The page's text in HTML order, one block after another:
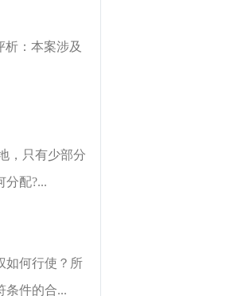
析：本案涉及
，只有少部分
分配?...
如何行使？所
条件的合...